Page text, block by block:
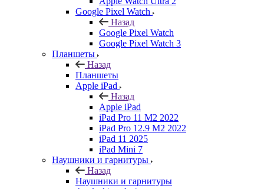
Google Pixel Watch
Назад
Google Pixel Watch
Google Pixel Watch 3
Планшеты
Назад
Планшеты
Apple iPad
Назад
Apple iPad
iPad Pro 11 M2 2022
iPad Pro 12.9 M2 2022
iPad 11 2025
iPad Mini 7
Наушники и гарнитуры
Назад
Наушники и гарнитуры